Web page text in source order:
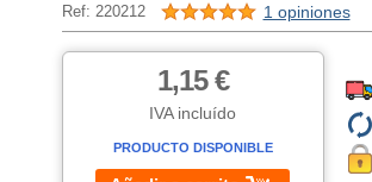
Ref: 220212 1 opiniones
1,15 €
IVA incluído
PRODUCTO DISPONIBLE